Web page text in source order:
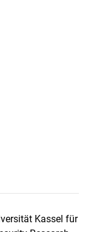
Kassel für